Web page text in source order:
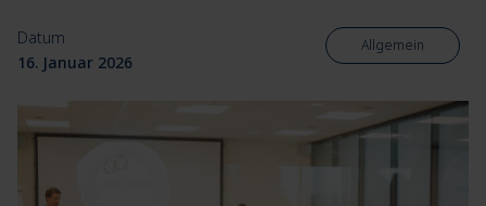
Datum
16. Januar 2026
Allgemein